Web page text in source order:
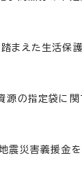
まえた生活保
源の指定袋に
震災害義援金を